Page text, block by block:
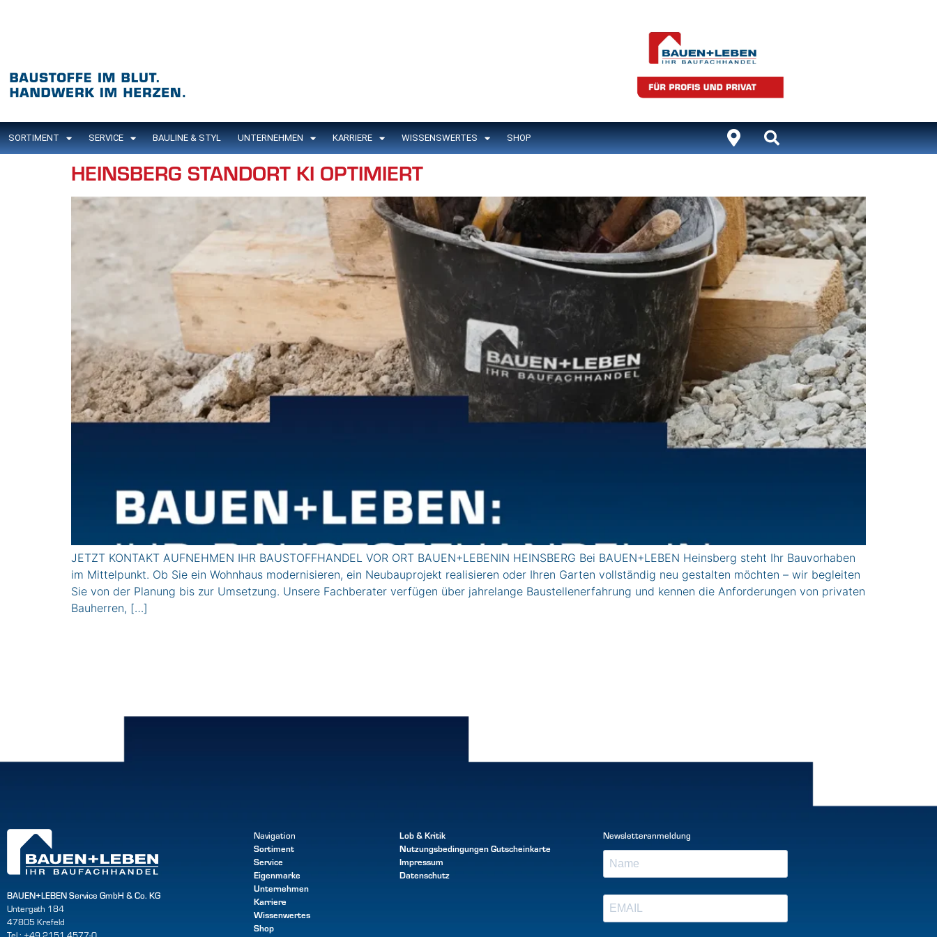
SORTIMENT SERVICE BAULINE & STYL UNTERNEHMEN KARRIERE WISSENSWERTES SHOP
HEINSBERG STANDORT KI OPTIMIERT
JETZT KONTAKT AUFNEHMEN IHR BAUSTOFFHANDEL VOR ORT BAUEN+LEBENIN HEINSBERG Bei BAUEN+LEBEN Heinsberg steht Ihr Bauvorhaben
im Mittelpunkt. Ob Sie ein Wohnhaus modernisieren, ein Neubauprojekt realisieren oder Ihren Garten vollständig neu gestalten möchten – wir begleiten
Sie von der Planung bis zur Umsetzung. Unsere Fachberater verfügen über jahrelange Baustellenerfahrung und kennen die Anforderungen von privaten
Bauherren, […]
BAUEN+LEBEN Service GmbH & Co. KG
Untergath 184
47805 Krefeld
Tel.: +49 2151 4577-0
Navigation
Sortiment
Service
Eigenmarke
Unternehmen
Karriere
Wissenwertes
Shop
Lob & Kritik
NutzungsbedingungenGutscheinkarte
Impressum
Datenschutz
Newsletteranmeldung